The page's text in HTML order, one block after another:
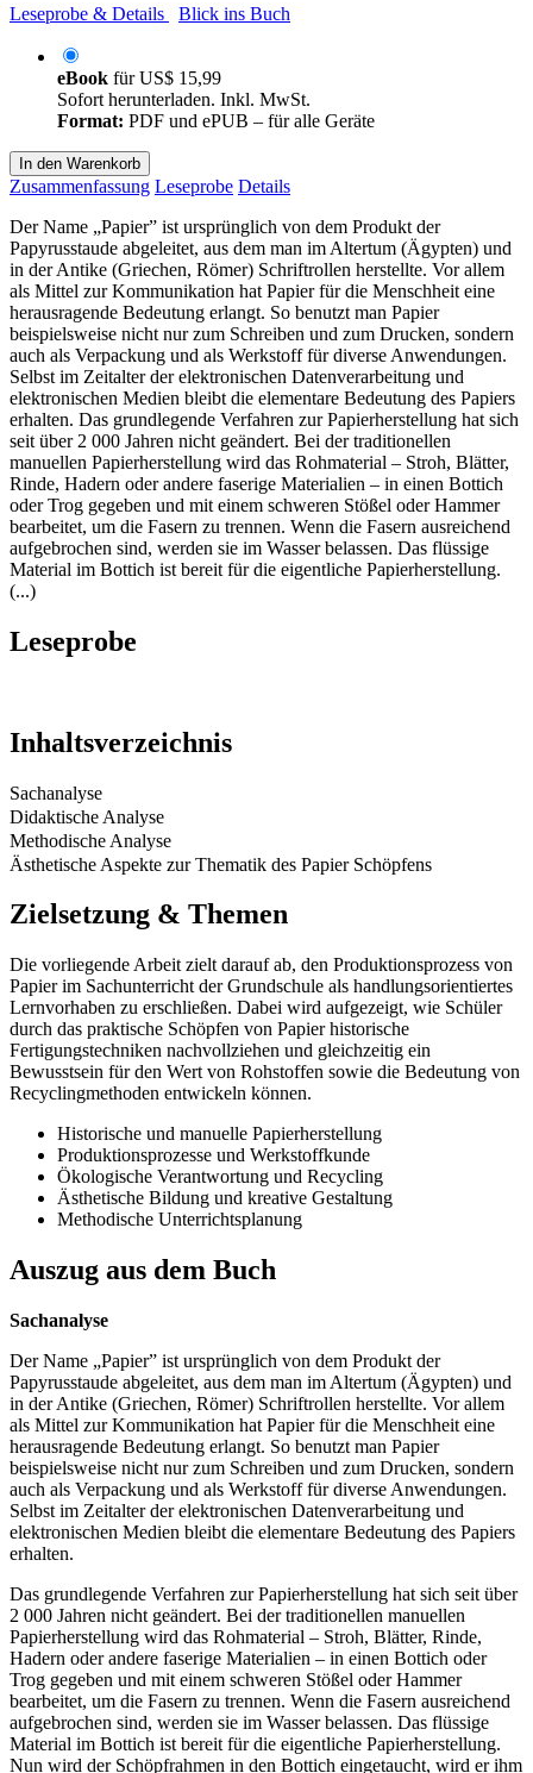
Leseprobe & Details
Blick ins Buch
eBook fürUS$ 15,99
Sofort herunterladen. Inkl. MwSt.
Format: PDF und ePUB – für alle Geräte
In den Warenkorb
Zusammenfassung Leseprobe Details
Der Name „Papier” ist ursprünglich von dem Produkt der
Papyrusstaude abgeleitet, aus dem man im Altertum (Ägypten) und
in der Antike (Griechen, Römer) Schriftrollen herstellte. Vor allem
als Mittel zur Kommunikation hat Papier für die Menschheit eine
herausragende Bedeutung erlangt. So benutzt man Papier
beispielsweise nicht nur zum Schreiben und zum Drucken, sondern
auch als Verpackung und als Werkstoff für diverse Anwendungen.
Selbst im Zeitalter der elektronischen Datenverarbeitung und
elektronischen Medien bleibt die elementare Bedeutung des Papiers
erhalten. Das grundlegende Verfahren zur Papierherstellung hat sich
seit über 2 000 Jahren nicht geändert. Bei der traditionellen
manuellen Papierherstellung wird das Rohmaterial – Stroh, Blätter,
Rinde, Hadern oder andere faserige Materialien – in einen Bottich
oder Trog gegeben und mit einem schweren Stößel oder Hammer
bearbeitet, um die Fasern zu trennen. Wenn die Fasern ausreichend
aufgebrochen sind, werden sie im Wasser belassen. Das flüssige
Material im Bottich ist bereit für die eigentliche Papierherstellung.
(...)
Leseprobe
Inhaltsverzeichnis
Sachanalyse
Didaktische Analyse
Methodische Analyse
Ästhetische Aspekte zur Thematik des Papier Schöpfens
Zielsetzung & Themen
Die vorliegende Arbeit zielt darauf ab, den Produktionsprozess von
Papier im Sachunterricht der Grundschule als handlungsorientiertes
Lernvorhaben zu erschließen. Dabei wird aufgezeigt, wie Schüler
durch das praktische Schöpfen von Papier historische
Fertigungstechniken nachvollziehen und gleichzeitig ein
Bewusstsein für den Wert von Rohstoffen sowie die Bedeutung von
Recyclingmethoden entwickeln können.
Historische und manuelle Papierherstellung
Produktionsprozesse und Werkstoffkunde
Ökologische Verantwortung und Recycling
Ästhetische Bildung und kreative Gestaltung
Methodische Unterrichtsplanung
Auszug aus dem Buch
Sachanalyse
Der Name „Papier” ist ursprünglich von dem Produkt der
Papyrusstaude abgeleitet, aus dem man im Altertum (Ägypten) und
in der Antike (Griechen, Römer) Schriftrollen herstellte. Vor allem
als Mittel zur Kommunikation hat Papier für die Menschheit eine
herausragende Bedeutung erlangt. So benutzt man Papier
beispielsweise nicht nur zum Schreiben und zum Drucken, sondern
auch als Verpackung und als Werkstoff für diverse Anwendungen.
Selbst im Zeitalter der elektronischen Datenverarbeitung und
elektronischen Medien bleibt die elementare Bedeutung des Papiers
erhalten.
Das grundlegende Verfahren zur Papierherstellung hat sich seit über
2 000 Jahren nicht geändert. Bei der traditionellen manuellen
Papierherstellung wird das Rohmaterial – Stroh, Blätter, Rinde,
Hadern oder andere faserige Materialien – in einen Bottich oder
Trog gegeben und mit einem schweren Stößel oder Hammer
bearbeitet, um die Fasern zu trennen. Wenn die Fasern ausreichend
aufgebrochen sind, werden sie im Wasser belassen. Das flüssige
Material im Bottich ist bereit für die eigentliche Papierherstellung.
Nun wird der Schöpfrahmen in den Bottich eingetaucht, wird er ihm